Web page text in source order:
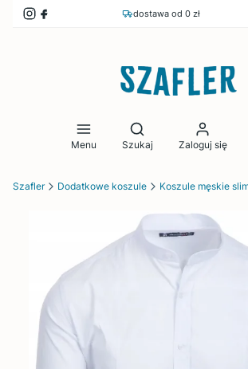
dostawa od 0 zł
Menu
Otwórz wyszukiwarkę
Szukaj Zaloguj się
Szafler Dodatkowe koszule Koszule męskie